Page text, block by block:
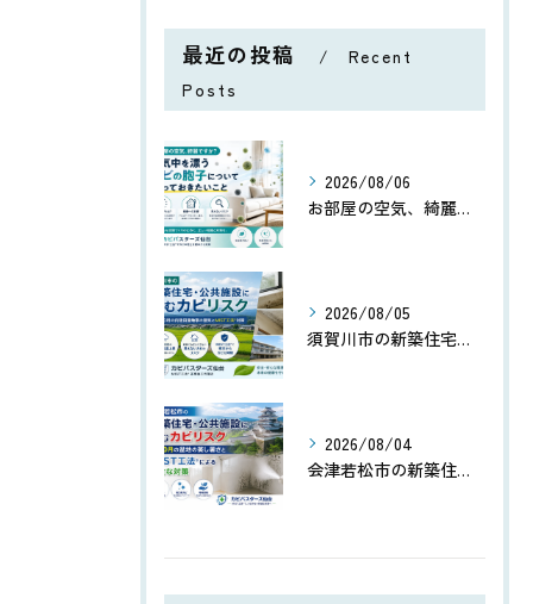
最近の投稿
Recent
Posts
2026/08/06
お部屋の空気、綺麗ですか？空気中を漂うカビの胞子について知っておきたいこと
2026/08/05
須賀川市の新築住宅・公共施設に潜むカビリスク｜8〜10月の内陸田園地帯の湿気とMIST工法®対策
2026/08/04
会津若松市の新築住宅・公共施設に潜むカビリスク｜8〜10月の盆地の蒸し暑さとMIST工法®による安全な対策